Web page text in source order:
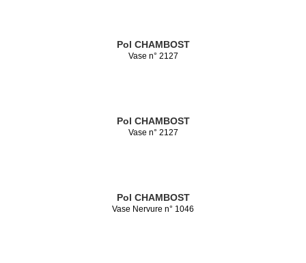
Pol CHAMBOST
Vase n° 2127
Pol CHAMBOST
Vase n° 2127
Pol CHAMBOST
Vase Nervure n° 1046